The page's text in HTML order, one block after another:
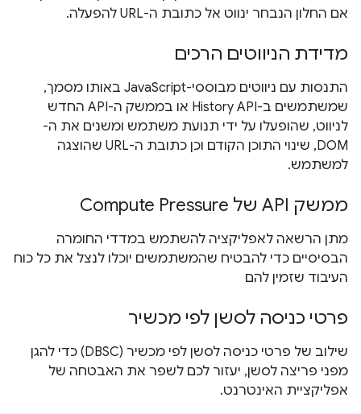
אם החלון הנבחר ינווט אל כתובת ה-URL להפעלה.
מדידת הניווטים הרכים
התנסות עם ניווטים מבוססי-JavaScript באותו מסמך,
שמשתמשים ב-History API או בממשק ה-API החדש
לניווט, שהופעלו על ידי תנועת משתמש ומשנים את ה-
DOM, שינוי התוכן הקודם וכן כתובת ה-URL שהוצגה
למשתמש.
ממשק API של Compute Pressure
מתן הרשאה לאפליקציה להשתמש במדדי החומרה
הבסיסיים כדי להבטיח שהמשתמשים יוכלו לנצל את כל כוח
העיבוד שזמין להם
פרטי כניסה לסשן לפי מכשיר
שילוב של פרטי כניסה לסשן לפי מכשיר (DBSC) כדי להגן
מפני פריצה לסשן, יעזור לכם לשפר את האבטחה של
אפליקציית האינטרנט.